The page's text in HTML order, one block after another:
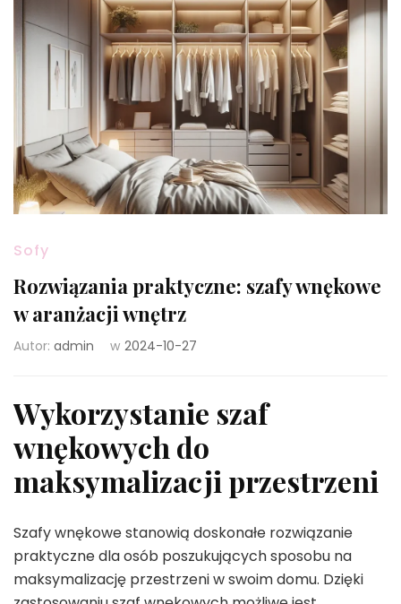
Sofy
Rozwiązania praktyczne: szafy wnękowe
w aranżacji wnętrz
Autor: admin w 2024-10-27
Wykorzystanie szaf
wnękowych do
maksymalizacji przestrzeni
Szafy wnękowe stanowią doskonałe rozwiązanie
praktyczne dla osób poszukujących sposobu na
maksymalizację przestrzeni w swoim domu. Dzięki